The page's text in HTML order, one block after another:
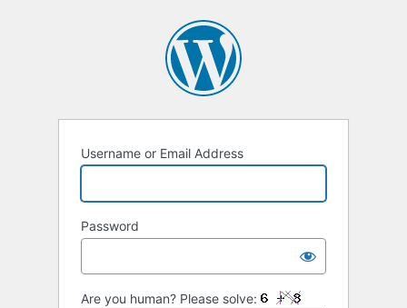
Username or Email Address
Password
Are you human? Please solve: